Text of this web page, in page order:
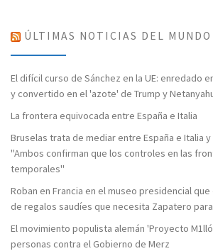
ÚLTIMAS NOTICIAS DEL MUNDO
El difícil curso de Sánchez en la UE: enredado
y convertido en el 'azote' de Trump y
La frontera equivocada entre España e Italia
Bruselas trata de mediar entre España e Italia
"Ambos confirman que los controles en las
temporales"
Roban en Francia en el museo presidencial
de regalos saudíes que necesita Zapatero
El movimiento populista alemán 'Proyecto
personas contra el Gobierno de Merz